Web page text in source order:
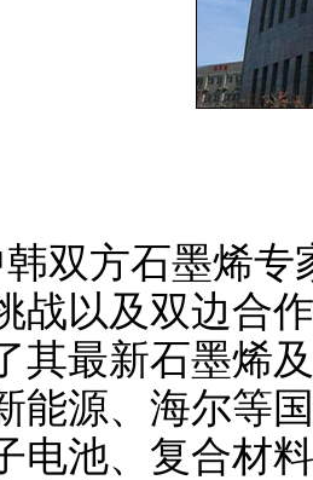
双方石墨烯
战以及双边合
其最新石墨烯
能源、海尔等
电池、复合材